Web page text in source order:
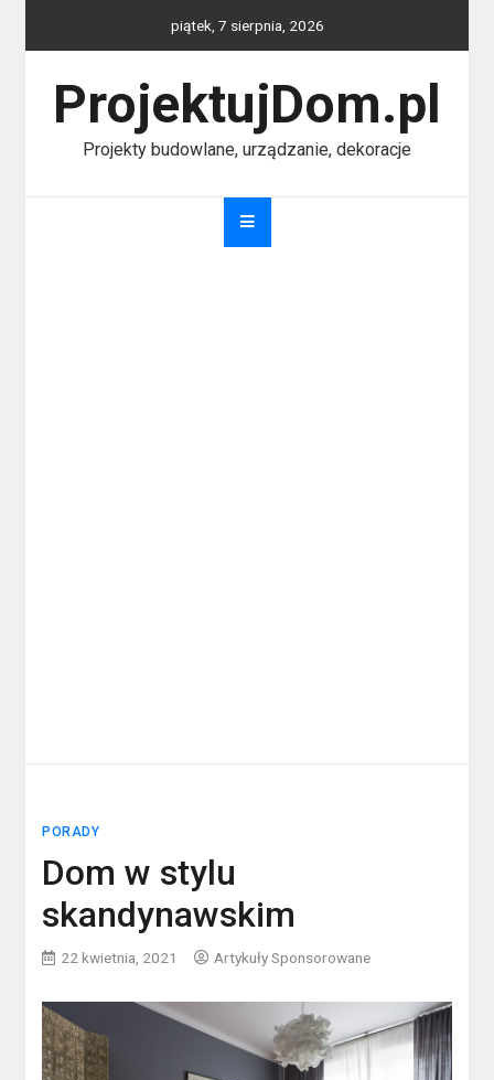
piątek, 7 sierpnia, 2026
ProjektujDom.pl
Projekty budowlane, urządzanie, dekoracje
PORADY
Dom w stylu
skandynawskim
22 kwietnia, 2021 Artykuły Sponsorowane